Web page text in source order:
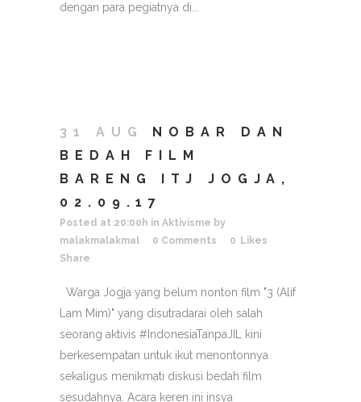
dengan para pegiatnya di...
31 AUG
NOBAR DAN
BEDAH FILM
BARENG ITJ JOGJA,
02.09.17
Posted at 20:00h in Aktivisme by
malakmalakmal
0 Comments 0
Likes
Share
Warga Jogja yang belum nonton film "3 (Alif
Lam Mim)" yang disutradarai oleh salah
seorang aktivis #IndonesiaTanpaJIL kini
berkesempatan untuk ikut menontonnya
sekaligus menikmati diskusi bedah film
sesudahnya. Acara keren ini insya